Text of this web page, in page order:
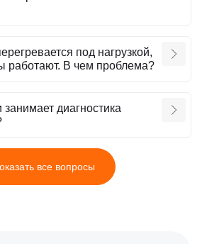
под нагрузкой,
работают. В чем проблема?
диагностика
все вопросы